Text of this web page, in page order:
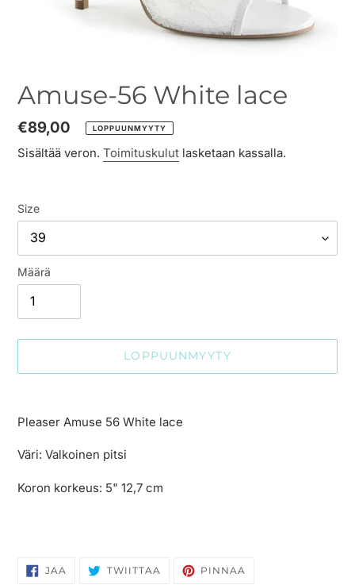
Amuse-56 White lace
Normaalihinta
€89,00 LOPPUUNMYYTY
Sisältää veron. Toimituskulut lasketaan kassalla.
Size
Määrä
LOPPUUNMYYTY
lisääminen
ostoskoriin
Pleaser Amuse 56 White lace
Väri: Valkoinen pitsi
Koron korkeus: 5" 12,7 cm
JAA
FACEBOOKISSA
TWIITTAA TWIITTAA
TWITTERISSÄ
PINNAA